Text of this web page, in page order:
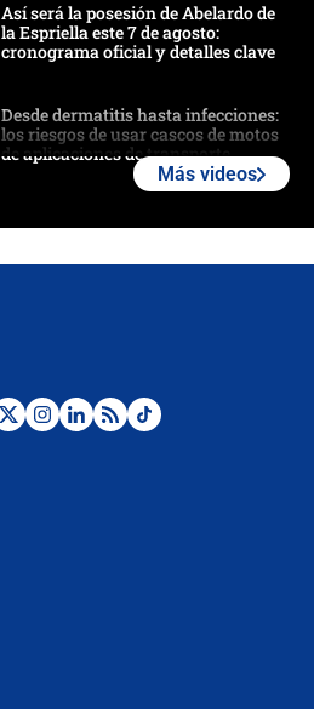
Así será la posesión de Abelardo de
la Espriella este 7 de agosto:
cronograma oficial y detalles clave
Desde dermatitis hasta infecciones:
los riesgos de usar cascos de motos
de aplicaciones de transporte
Posesión de Abelardo De La Espriella
Más videos